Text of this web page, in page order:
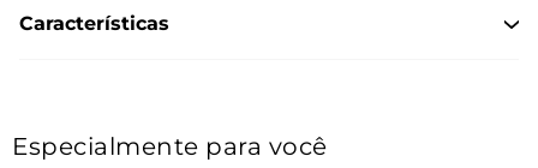
Características
Especialmente para você